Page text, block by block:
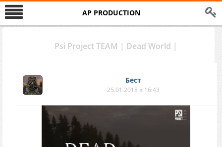
AP PRODUCTION
Psi Project TEAM | Dead World |
Бест
25.01.2018 в 16:43